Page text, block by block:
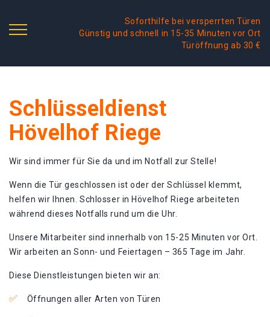
Soforthilfe bei versperrten Türen
Günstig und schnell in 15-35 Minuten vor Ort
Türöffnung ab 30 €
Schlüsseldienst
Hövelhof Riege
Wir sind immer für Sie da und im Notfall zur Stelle!
Wenn die Tür geschlossen ist oder der Schlüssel klemmt,
helfen wir Ihnen. Schlosser in Hövelhof Riege arbeiteten
während dieses Notfalls rund um die Uhr.
Unsere Mitarbeiter sind innerhalb von 15-25 Minuten vor Ort.
Wir arbeiten an Sonn- und Feiertagen – 365 Tage im Jahr.
Diese Dienstleistungen bieten wir an:
Öffnungen aller Arten von Türen